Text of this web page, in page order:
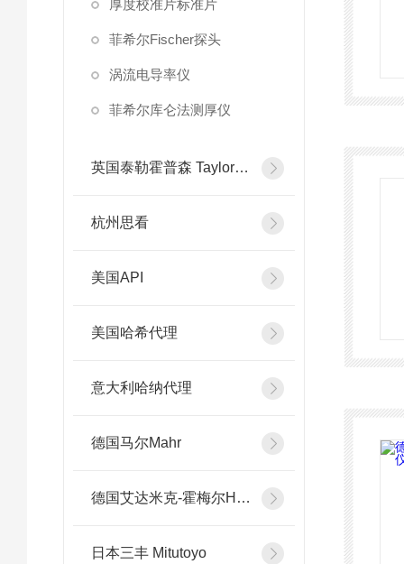
厚度校准片标准片
菲希尔Fischer探头
涡流电导率仪
菲希尔库仑法测厚仪
英国泰勒霍普森 Taylor Hobson
杭州思看
美国API
美国哈希代理
意大利哈纳代理
德国马尔Mahr
德国艾达米克-霍梅尔Hommel
日本三丰 Mitutoyo